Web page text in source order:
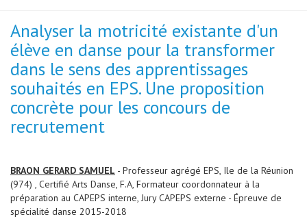
Analyser la motricité existante d'un
élève en danse pour la transformer
dans le sens des apprentissages
souhaités en EPS. Une proposition
concrète pour les concours de
recrutement
BRAON GERARD SAMUEL - Professeur agrégé EPS, Ile de la Réunion
(974) , Certifié Arts Danse, F.A, Formateur coordonnateur à la
préparation au CAPEPS interne, Jury CAPEPS externe - Épreuve de
spécialité danse 2015-2018